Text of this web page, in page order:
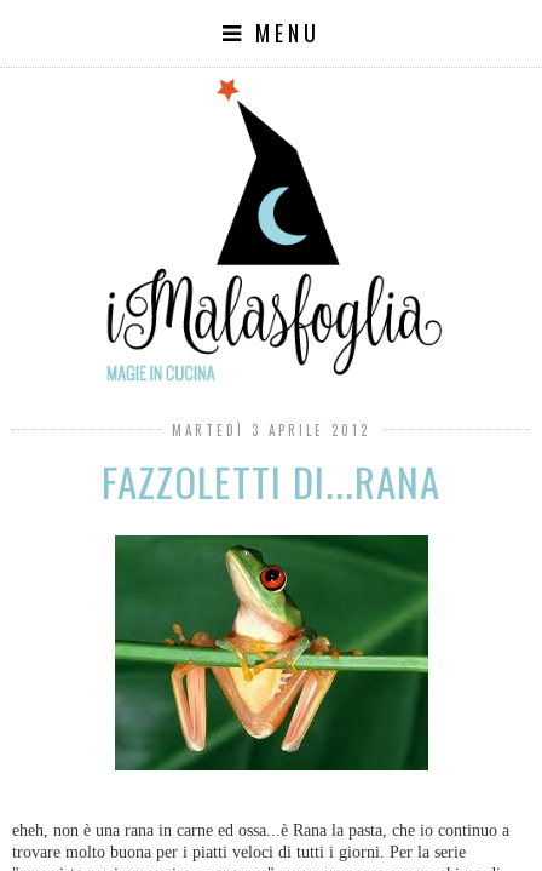
MENU
MARTEDÌ 3 APRILE 2012
FAZZOLETTI DI...RANA
eheh, non è una rana in carne ed ossa...è Rana la pasta, che io continuo a
trovare molto buona per i piatti veloci di tutti i giorni. Per la serie